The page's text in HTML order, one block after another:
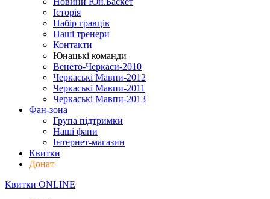
Історія
Набір гравців
Наші тренери
Контакти
Юнацькі команди
Венето-Черкаси-2010
Черкаські Мавпи-2012
Черкаські Мавпи-2011
Черкаські Мавпи-2013
Фан-зона
Група підтримки
Наші фани
Інтернет-магазин
Квитки
Донат
Квитки ONLINE